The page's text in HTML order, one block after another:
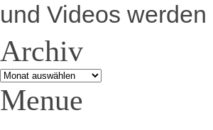
und Videos
Archiv
Archiv
Menue